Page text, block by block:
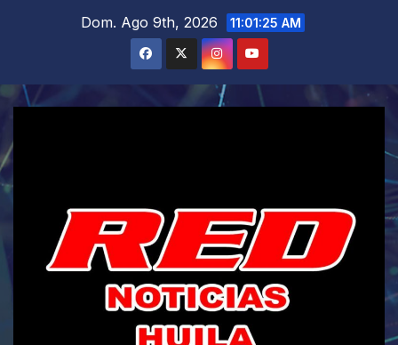
Dom. Ago 9th, 2026 11:01:26 AM